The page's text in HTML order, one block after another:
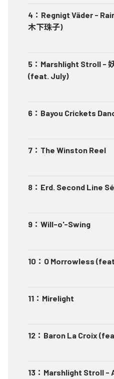
4 ： Regnigt Väder -
木下珠子)
5 ： Marshlight Stroll -
(feat. July)
6 ： Bayou Crickets
7 ： The Winston Reel
8 ： Erd. Second Line
9 ： Will-o'-Swing
10 ： O Morrowless
11 ： Mirelight
12 ： Baron La Croix
13 ： Marshlight Stroll -